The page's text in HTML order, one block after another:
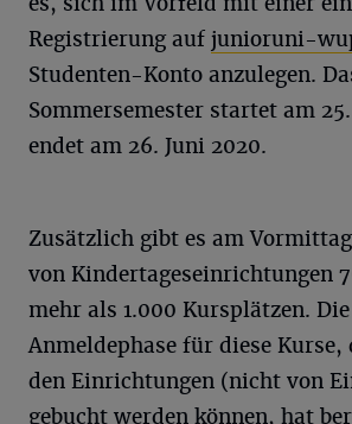
Registrierung auf junioruni-
Studenten-Konto anzulegen.
Sommersemester startet am
endet am 26. Juni 2020.
Zusätzlich gibt es am
von Kindertageseinrichtungen
mehr als 1.000 Kursplätzen. Die
Anmeldephase für diese Kurse,
den Einrichtungen (nicht von
gebucht werden können, hat